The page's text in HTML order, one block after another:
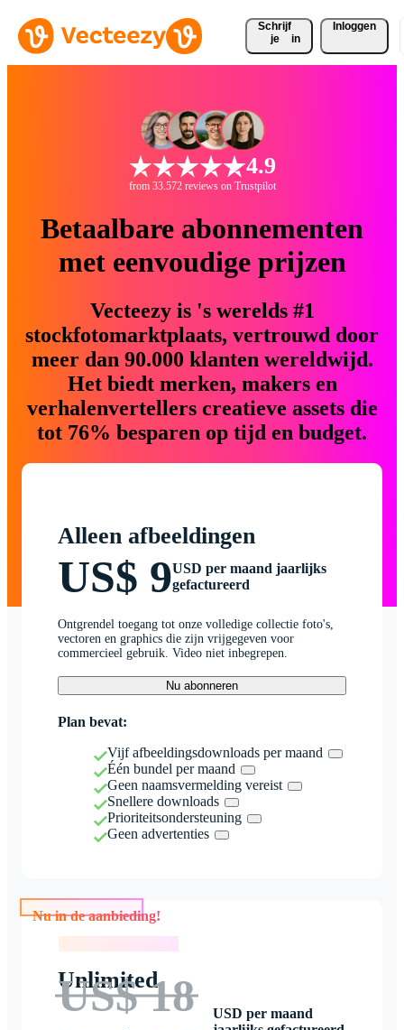
Schrijf
je
in
Inloggen
4.9
from 33.572 reviews on Trustpilot
Betaalbare abonnementen
met eenvoudige prijzen
Vecteezy is 's werelds #1
stockfotomarktplaats, vertrouwd door
meer dan 90.000 klanten wereldwijd.
Het biedt merken, makers en
verhalenvertellers creatieve assets die
tot 76% besparen op tijd en budget.
Alleen afbeeldingen
US$ 9USD per maand jaarlijks
gefactureerd
Ontgrendel toegang tot onze volledige collectie foto's,
vectoren en graphics die zijn vrijgegeven voor
commercieel gebruik. Video niet inbegrepen.
Nu abonneren
Plan bevat:
Vijf afbeeldingsdownloads per maand
Één bundel per maand
Geen naamsvermelding vereist
Snellere downloads
Prioriteitsondersteuning
Geen advertenties
Nu in de aanbieding!
Unlimited
US$ 18
USD per maand